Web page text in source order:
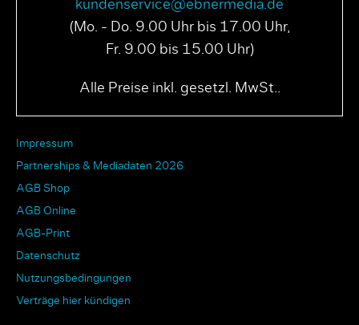
kundenservice@ebnermedia.de
(Mo. - Do. 9.00 Uhr bis 17.00 Uhr,
Fr. 9.00 bis 15.00 Uhr)
Alle Preise inkl. gesetzl. MwSt..
Impressum
Partnerships & Mediadaten 2026
AGB Shop
AGB Online
AGB-Print
Datenschutz
Nutzungsbedingungen
Verträge hier kündigen